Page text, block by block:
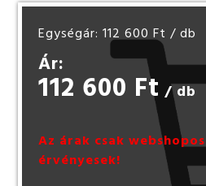
Egységár: 112 600 Ft / db
Ár:
112 600 Ft / db
Az árak csak
érvényesek!